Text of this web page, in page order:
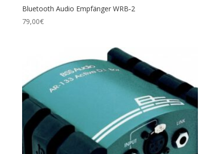
Blue­tooth Audio Emp­fän­ger WRB‑2
79,00€